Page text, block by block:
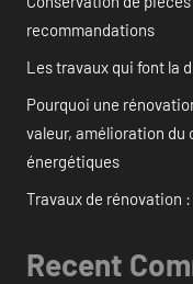
recommandations
Les travaux qui font la
Pourquoi une
valeur, amélioration du
énergétiques
Travaux de rénovation
Recent